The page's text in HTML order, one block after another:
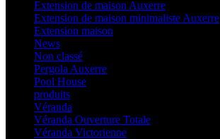
Extension de maison Auxerre
Extension de maison minimaliste Auxerre
Extension maison
News
Non classé
Pergola Auxerre
Pool House
produits
Véranda
Véranda Ouverture Totale
Véranda Victorienne